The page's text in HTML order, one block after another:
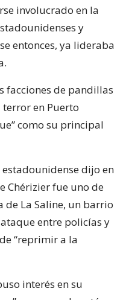
involucrado en la
y
entonces, ya lideraba
facciones de pandillas
en Puerto
como su principal
dijo en
Chérizier fue uno de
de La Saline, un barrio
entre policías y
“reprimir a la
interés en su